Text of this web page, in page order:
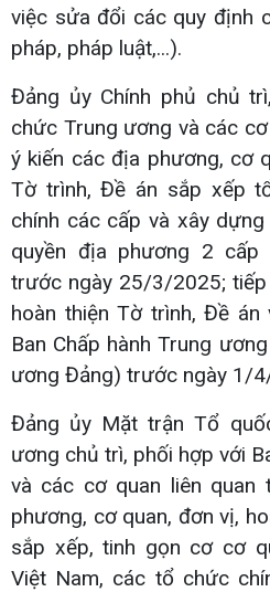
việc sửa đổi các quy định
pháp, pháp luật,...).
Đảng ủy Chính phủ chủ
chức Trung ương và các
ý kiến các địa phương, cơ
Tờ trình, Đề án sắp xếp
chính các cấp và xây
quyền địa phương 2
trước ngày 25/3/2025; tiếp
hoàn thiện Tờ trình, Đề
Ban Chấp hành Trung
ương Đảng) trước ngày 1/
Đảng ủy Mặt trận Tổ
ương chủ trì, phối hợp với
và các cơ quan liên quan
phương, cơ quan, đơn vị,
sắp xếp, tinh gọn cơ cơ
Việt Nam, các tổ chức